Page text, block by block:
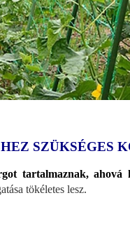
SZÜKSÉGES
tartalmaznak, ahová
tökéletes lesz.